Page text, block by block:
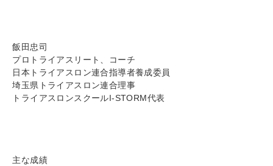
飯田忠司
プロトライアスリート、コーチ
日本トライアスロン連合指導者養成委員
埼玉県トライアスロン連合理事
トライアスロンスクールI-STORM代表
主な成績